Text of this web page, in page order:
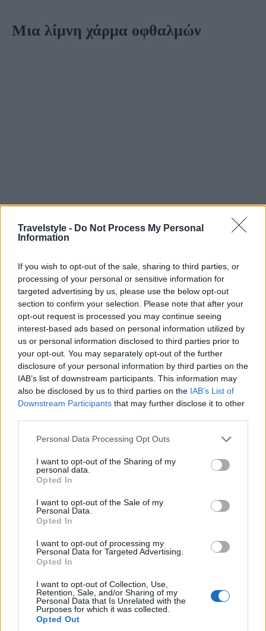
Travelstyle - Do Not Process My Personal
Information
If you wish to opt-out of the sale, sharing to third parties, or
processing of your personal or sensitive information for
targeted advertising by us, please use the below opt-out
section to confirm your selection. Please note that after your
opt-out request is processed you may continue seeing
interest-based ads based on personal information utilized by
us or personal information disclosed to third parties prior to
your opt-out. You may separately opt-out of the further
disclosure of your personal information by third parties on the
IAB’s list of downstream participants. This information may
also be disclosed by us to third parties on the IAB’s List of
Downstream Participants that may further disclose it to other
Please note that this website/app uses one or more Google
not limited to your visit or usage behaviour. You may click to
grant or deny consent to Google and its third-party tags to
use your data for below specified purposes in below Google
consent section.
Personal Data Processing Opt Outs
I want to opt-out of the Sharing of my
personal data.
Opted In
I want to opt-out of the Sale of my
Personal Data.
Opted In
I want to opt-out of processing my
Personal Data for Targeted Advertising.
Opted In
I want to opt-out of Collection, Use,
Retention, Sale, and/or Sharing of my
Personal Data that Is Unrelated with the
Purposes for which it was collected.
Opted Out
Μια λίμνη χάρμα οφθαλμών
Ένα από τα πιο όμορφα τοπία της πόλης, με το
πράσινο και το γαλάζιο να ενώνονται στο κέντρο
του! ΗΛίμνη Μπελέτσι στην Ιπποκράτειο Πολιτεία
μπορεί να είναι μικρή σε μέγεθος, όμως προσφέρει
ταπεινά όσα και οι μεγάλες. Μία μικρή τεχνητή
διαδρομή απότο Τατόι
προς τα εδώ, υπάρχουν
πολλά σημεία που μπορείτε να σταματήσετε για ένα
σύντομο πικνίκ στη φύση.
Ο καταρράκτης της Πεντέλης